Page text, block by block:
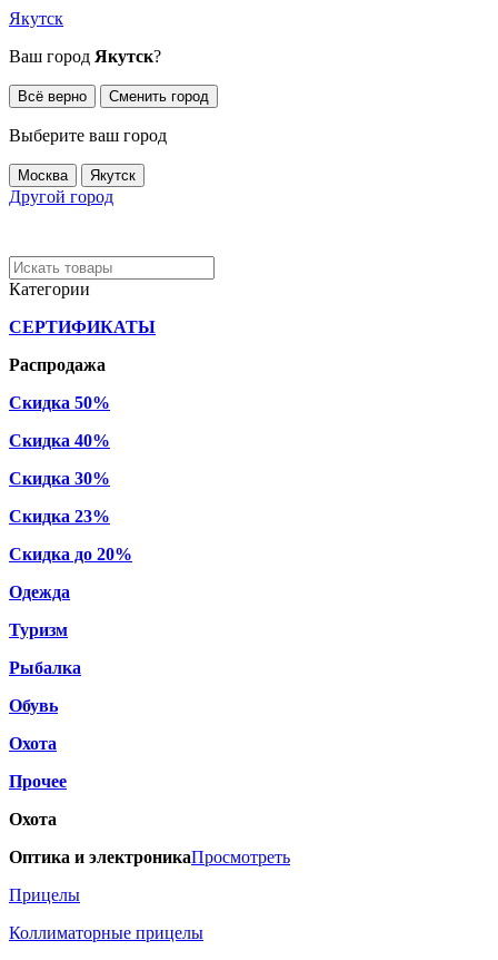
Якутск
Ваш город Якутск?
Всё верно Сменить город
Выберите ваш город
Москва Якутск
Другой город
Категории
СЕРТИФИКАТЫ
Распродажа
Скидка 50%
Скидка 40%
Скидка 30%
Скидка 23%
Скидка до 20%
Одежда
Туризм
Рыбалка
Обувь
Охота
Прочее
Охота
Оптика и электроникаПросмотреть
Прицелы
Коллиматорные прицелы